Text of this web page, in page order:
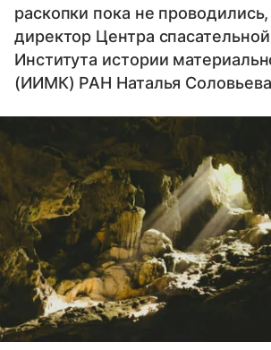
раскопки пока не
директор Центра
Института истории
(ИИМК) РАН Наталья